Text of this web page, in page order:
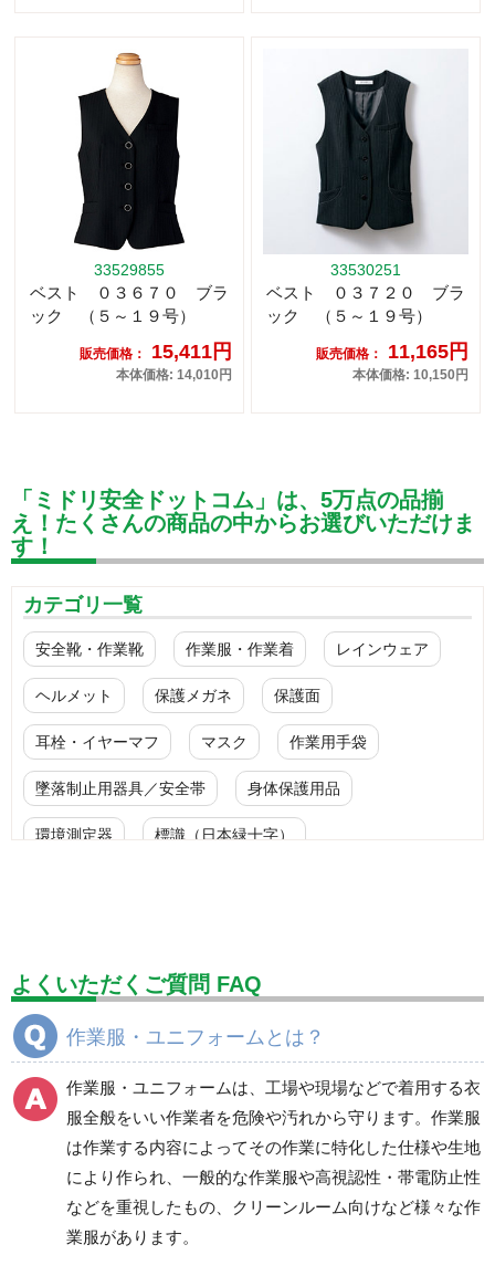
33529855
ベスト ０３６７０ ブラ
ック （５～１９号）
販売価格： 15,411円
本体価格: 14,010円
33530251
ベスト ０３７２０ ブラ
ック （５～１９号）
販売価格： 11,165円
本体価格: 10,150円
「ミドリ安全ドットコム」は、5万点の品揃
え！たくさんの商品の中からお選びいただけま
す！
カテゴリ一覧
安全靴・作業靴 作業服・作業着 レインウェア
ヘルメット 保護メガネ 保護面
耳栓・イヤーマフ マスク 作業用手袋
墜落制止用器具／安全帯 身体保護用品
環境測定器 標識（日本緑十字）
設備用品・作業補助用品 工事作業用品
分煙対策機器
電気保守用品 ワイパー クリーンルーム対策用品
防災グッズ（防災セット） 救急医療品
健康管理器具 季節商品 ウイルス対策用品
商品カテゴリ一覧
よくいただくご質問 FAQ
作業服・ユニフォームとは？
作業服・ユニフォームは、工場や現場などで着用する衣
服全般をいい作業者を危険や汚れから守ります。作業服
は作業する内容によってその作業に特化した仕様や生地
により作られ、一般的な作業服や高視認性・帯電防止性
などを重視したもの、クリーンルーム向けなど様々な作
業服があります。